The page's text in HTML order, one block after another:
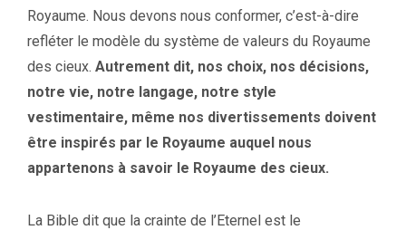
Royaume. Nous devons nous conformer, c’est-à-dire
refléter le modèle du système de valeurs du Royaume
des cieux. Autrement dit, nos choix, nos décisions,
notre vie, notre langage, notre style
vestimentaire, même nos divertissements doivent
être inspirés par le Royaume auquel nous
appartenons à savoir le Royaume des cieux.
La Bible dit que la crainte de l’Eternel est le